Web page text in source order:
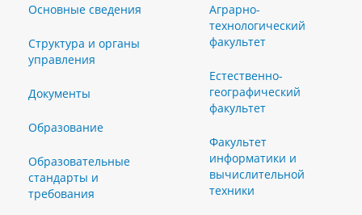
Основные сведения
Структура и органы
управления
Документы
Образование
Образовательные
стандарты и
требования
Аграрно-
технологический
факультет
Естественно-
географический
факультет
Факультет
информатики и
вычислительной
техники